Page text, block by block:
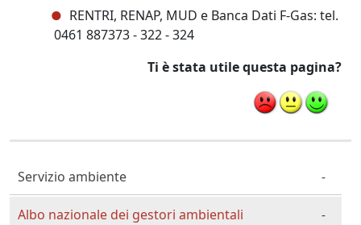
RENTRI, RENAP, MUD e Banca Dati F-Gas: tel.
0461 887373 - 322 - 324
Ti è stata utile questa pagina?
Cittadino Professionista Imprenditore
Servizio ambiente
Albo nazionale dei gestori ambientali